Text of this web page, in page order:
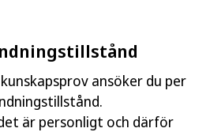
ansöker du per
är personligt och därför